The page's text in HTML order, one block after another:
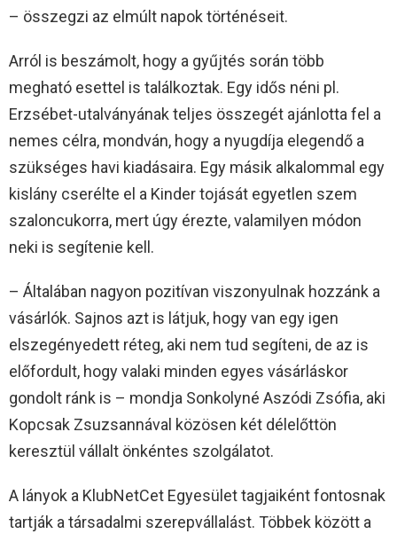
– összegzi az elmúlt napok történéseit.
Arról is beszámolt, hogy a gyűjtés során több
megható esettel is találkoztak. Egy idős néni pl.
Erzsébet-utalványának teljes összegét ajánlotta fel a
nemes célra, mondván, hogy a nyugdíja elegendő a
szükséges havi kiadásaira. Egy másik alkalommal egy
kislány cserélte el a Kinder tojását egyetlen szem
szaloncukorra, mert úgy érezte, valamilyen módon
neki is segítenie kell.
– Általában nagyon pozitívan viszonyulnak hozzánk a
vásárlók. Sajnos azt is látjuk, hogy van egy igen
elszegényedett réteg, aki nem tud segíteni, de az is
előfordult, hogy valaki minden egyes vásárláskor
gondolt ránk is – mondja Sonkolyné Aszódi Zsófia, aki
Kopcsak Zsuzsannával közösen két délelőttön
keresztül vállalt önkéntes szolgálatot.
A lányok a KlubNetCet Egyesület tagjaiként fontosnak
tartják a társadalmi szerepvállalást. Többek között a